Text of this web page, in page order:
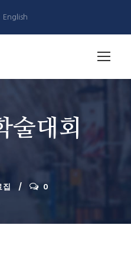
English
술대회
집 0